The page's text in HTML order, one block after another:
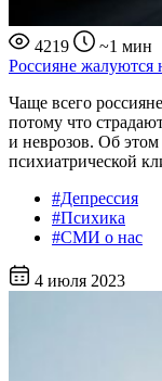
4219
~1 мин
Россияне жалуются
Чаще всего
потому что
и неврозов. Об этом
психиатрической
#Депрессия
#Психика
#СМИ о нас
4 июля 2023